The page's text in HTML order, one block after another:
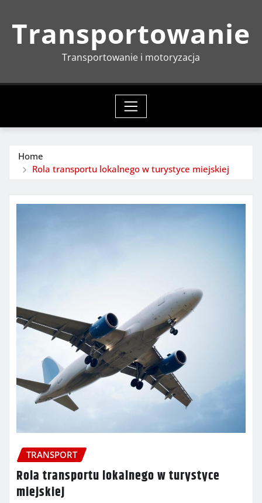
Transportowanie
Transportowanie i motoryzacja
Home
Rola transportu lokalnego w turystyce miejskiej
TRANSPORT
Rola transportu lokalnego w turystyce
miejskiej